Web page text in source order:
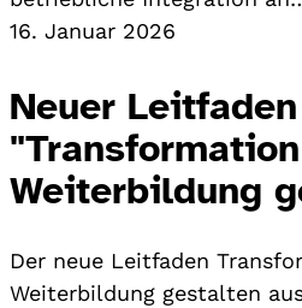
16. Januar 2026
Neuer Leitfaden
Weiterbildung
Der neue Leitfaden
Weiterbildung gestalten